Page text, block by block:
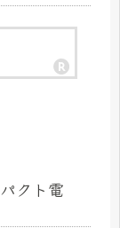
クト電